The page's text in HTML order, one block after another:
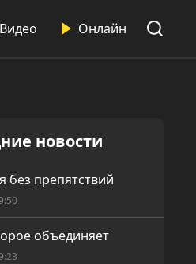
Видео Онлайн
новости
без препятствий
объединяет